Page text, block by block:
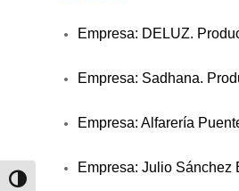
Alternar alto contraste
Empresa: DELUZ.
Empresa: Sadhana.
Empresa: Alfarería
Empresa: Julio Sánchez